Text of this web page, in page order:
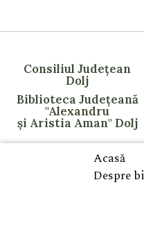
Consiliul Județean
Dolj
Biblioteca Județeană
"Alexandru
și Aristia Aman" Dolj
Acasă
Despre